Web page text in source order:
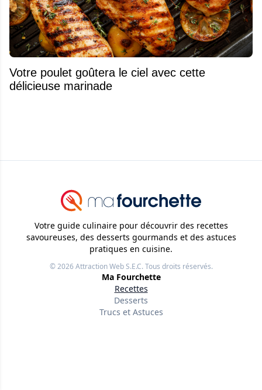
Votre poulet goûtera le ciel avec cette
délicieuse marinade
Votre guide culinaire pour découvrir des recettes
savoureuses, des desserts gourmands et des astuces
pratiques en cuisine.
© 2026Attraction Web S.E.C.Tous droits réservés.
Ma Fourchette
Recettes
Desserts
Trucs et Astuces